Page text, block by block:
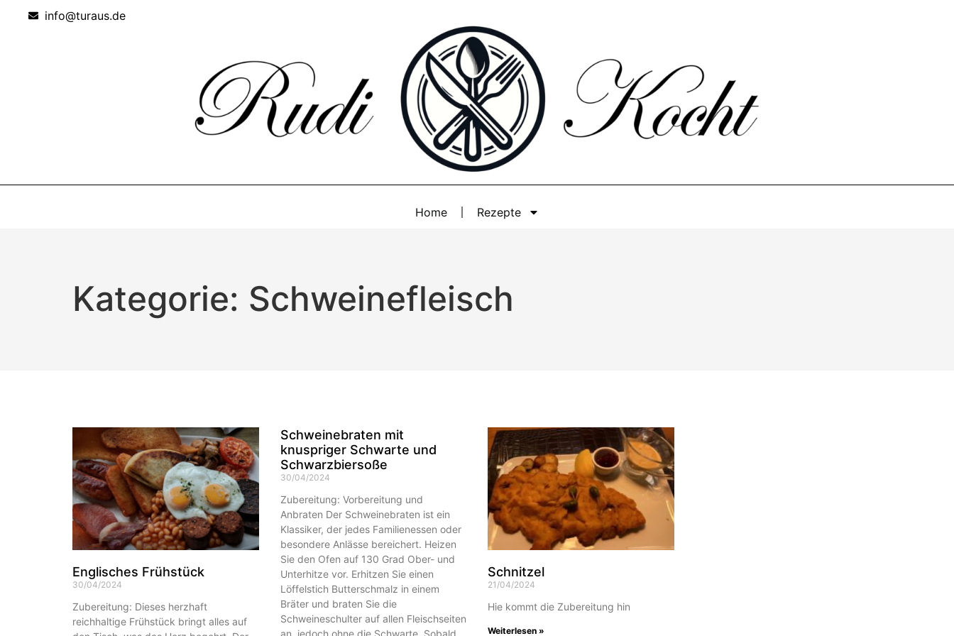
info@turaus.de
Home Rezepte
Kategorie: Schweinefleisch
Englisches Frühstück
30/04/2024
Zubereitung: Dieses herzhaft
reichhaltige Frühstück bringt alles auf
Schweinebraten mit
knuspriger Schwarte und
Schwarzbiersoße
30/04/2024
Zubereitung: Vorbereitung und
Anbraten Der Schweinebraten ist ein
Klassiker, der jedes Familienessen oder
besondere Anlässe bereichert. Heizen
Sie den Ofen auf 130 Grad Ober- und
Unterhitze vor. Erhitzen Sie einen
Löffelstich Butterschmalz in einem
Bräter und braten Sie die
Schweineschulter auf allen Fleischseiten
an, jedoch ohne die Schwarte. Sobald
Schnitzel
21/04/2024
Hie kommt die Zubereitung hin
Weiterlesen »